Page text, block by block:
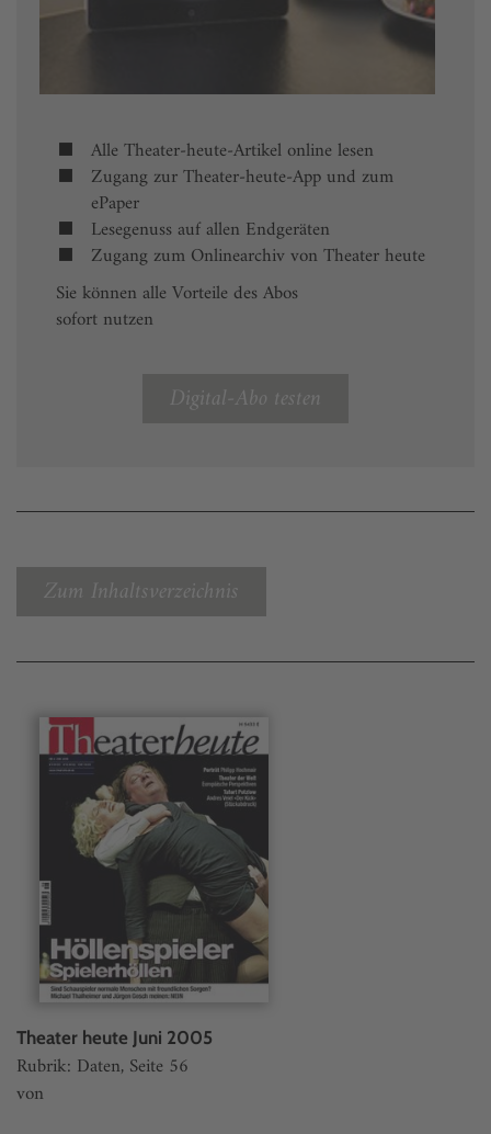
Alle Theater-heute-Artikel online lesen
Zugang zur Theater-heute-App und zum
ePaper
Lesegenuss auf allen Endgeräten
Zugang zum Onlinearchiv von Theater heute
Sie können alle Vorteile des Abos
sofort nutzen
Digital-Abo testen
Zum Inhaltsverzeichnis
Theater heute Juni 2005
Rubrik: Daten, Seite 56
von